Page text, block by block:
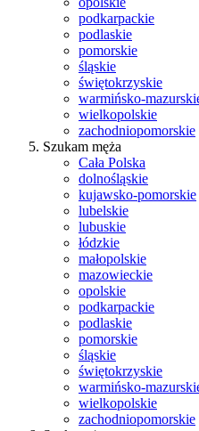
podkarpackie
podlaskie
pomorskie
śląskie
świętokrzyskie
warmińsko-
wielkopolskie
zachodniopomorskie
Szukam męża
Cała Polska
dolnośląskie
kujawsko-pomorskie
lubelskie
lubuskie
łódzkie
małopolskie
mazowieckie
opolskie
podkarpackie
podlaskie
pomorskie
śląskie
świętokrzyskie
warmińsko-
wielkopolskie
zachodniopomorskie